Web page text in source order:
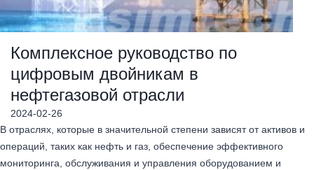
Комплексное руководство по
цифровым двойникам в
нефтегазовой отрасли
2024-02-26
В отраслях, которые в значительной степени зависят от активов и
операций, таких как нефть и газ, обеспечение эффективного
мониторинга, обслуживания и управления оборудованием и